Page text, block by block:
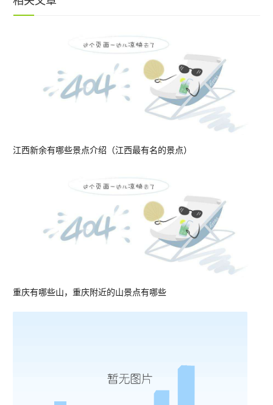
江西新余有哪些景点介绍（江西最有名的景点）
重庆有哪些山，重庆附近的山景点有哪些